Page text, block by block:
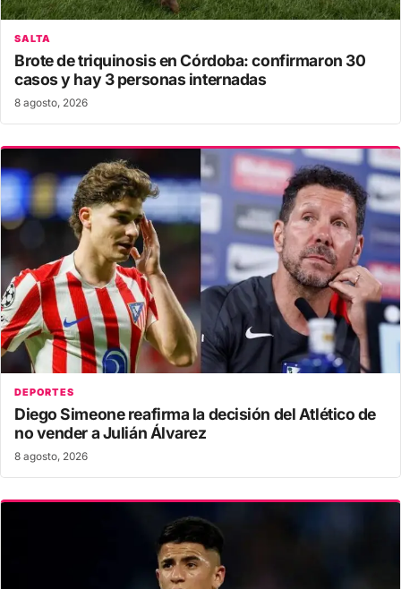
SALTA
Brote de triquinosis en Córdoba: confirmaron 30
casos y hay 3 personas internadas
8 agosto, 2026
DEPORTES
Diego Simeone reafirma la decisión del Atlético de
no vender a Julián Álvarez
8 agosto, 2026